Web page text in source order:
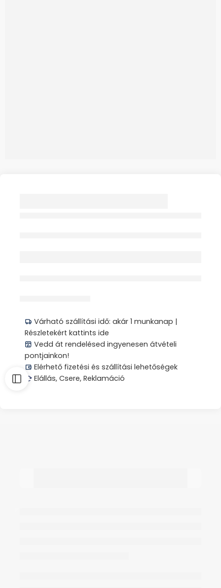
Várható szállítási idő: akár 1 munkanap |
Részletekért kattints ide
Vedd át rendelésed ingyenesen átvételi
pontjainkon!
Elérhető fizetési és szállítási lehetőségek
Elállás, Csere, Reklamáció